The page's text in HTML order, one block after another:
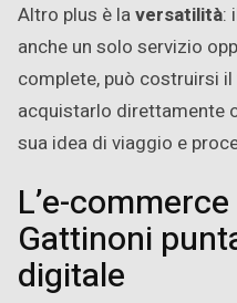
Altro plus è laversatilità:
anche un solo servizio
complete, può costruirsi
acquistarlo direttamente
sua idea di viaggio e
L’e-
Gattinoni
digitale